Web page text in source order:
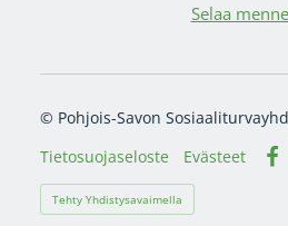
Selaa
© Pohjois-Savon
Tietosuojaseloste
Evästeet
Tehty Yhdistysavaimella